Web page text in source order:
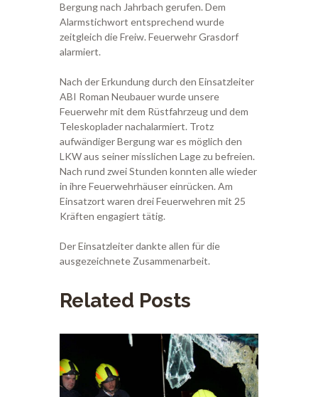
Bergung nach Jahrbach gerufen. Dem
Alarmstichwort entsprechend wurde
zeitgleich die Freiw. Feuerwehr Grasdorf
alarmiert.
Nach der Erkundung durch den Einsatzleiter
ABI Roman Neubauer wurde unsere
Feuerwehr mit dem Rüstfahrzeug und dem
Teleskoplader nachalarmiert. Trotz
aufwändiger Bergung war es möglich den
LKW aus seiner misslichen Lage zu befreien.
Nach rund zwei Stunden konnten alle wieder
in ihre Feuerwehrhäuser einrücken. Am
Einsatzort waren drei Feuerwehren mit 25
Kräften engagiert tätig.
Der Einsatzleiter dankte allen für die
ausgezeichnete Zusammenarbeit.
Related Posts